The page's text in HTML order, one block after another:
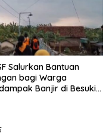
Salurkan Bantuan
bagi Warga
Banjir di Besuki–